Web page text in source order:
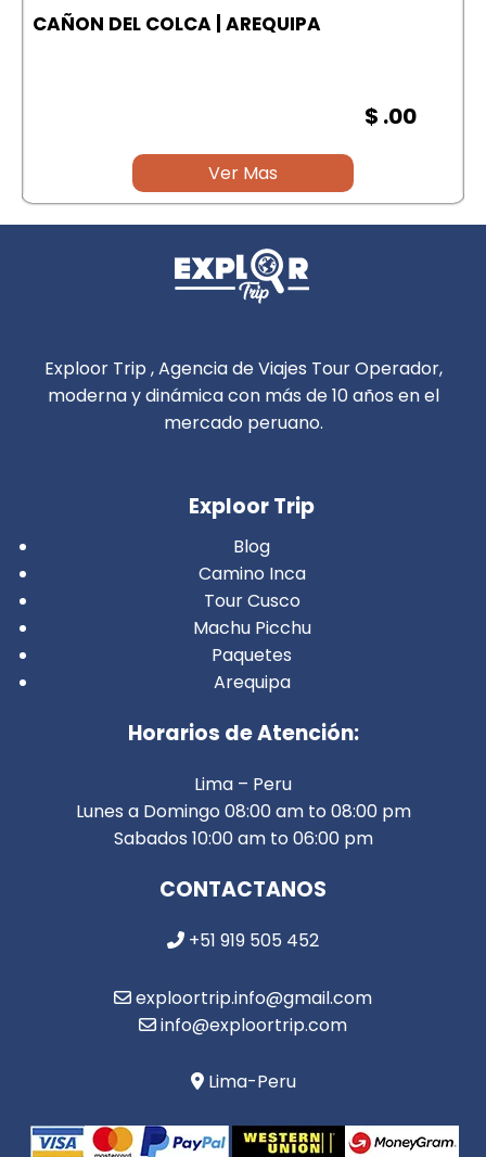
CAÑON DEL COLCA | AREQUIPA
$ .00
Ver Mas
Exploor Trip , Agencia de Viajes Tour Operador,
moderna y dinámica con más de 10 años en el
mercado peruano.
Exploor Trip
Blog
Camino Inca
Tour Cusco
Machu Picchu
Paquetes
Arequipa
Horarios de Atención:
Lima – Peru
Lunes a Domingo 08:00 am to 08:00 pm
Sabados 10:00 am to 06:00 pm
CONTACTANOS
+51 919 505 452
exploortrip.info@gmail.com
info@exploortrip.com
Lima-Peru